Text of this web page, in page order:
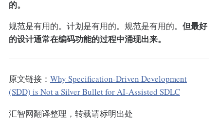
的。
规范是有用的。计划是有用的。规范是有用的。 但最好
的设计通常在编码功能的过程中涌现出来。
原文链接： Why Specification-Driven Development
(SDD) is Not a Silver Bullet for AI-Assisted SDLC
汇智网翻译整理，转载请标明出处